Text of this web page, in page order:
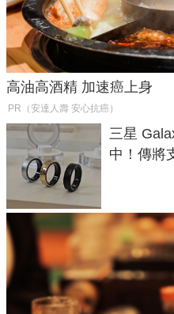
高油高酒精 加速癌上身
PR（安達人壽 安心抗癌）
三星
中！傳將